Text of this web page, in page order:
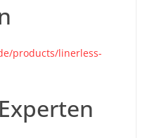
products/linerless-